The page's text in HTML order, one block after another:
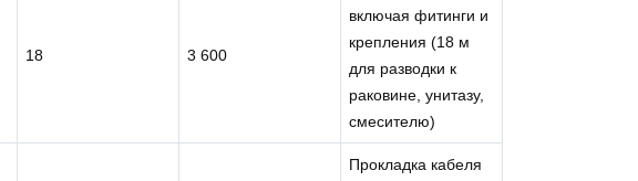
18 3 600
включая фитинги и
крепления (18 м
для разводки к
раковине, унитазу,
смесителю)
Прокладка кабеля